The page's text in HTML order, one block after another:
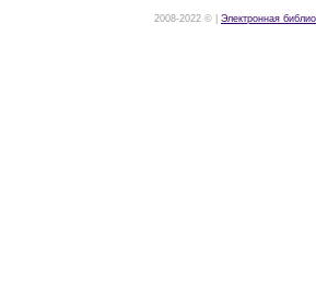
2008-2022 © | Электронная